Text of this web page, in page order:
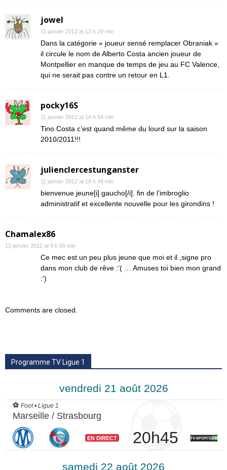
jowel
11 janvier 2012 at 13 h 29 min
Dans la catégorie « joueur sensé remplacer Obraniak »
il circule le nom de Alberto Costa ancien joueur de
Montpellier en manque de temps de jeu au FC Valence,
qui ne serait pas contre un retour en L1.
pocky16S
11 janvier 2012 at 14 h 54 min
Tino Costa c’est quand même du lourd sur la saison
2010/2011!!!
julienclercestunganster
11 janvier 2012 at 18 h 48 min
bienvenue jeune[i] gaucho[/i]. fin de l’imbroglio
administratif et excellente nouvelle pour les girondins !
Chamalex86
12 janvier 2012 at 9 h 58 min
Ce mec est un peu plus jeune que moi et il ,signe pro
dans mon club de rêve :'( … Amuses toi bien mon grand
:’)
Comments are closed.
Programme TV Ligue 1